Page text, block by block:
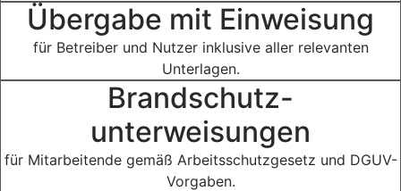
Übergabe mit Einweisung
für Betreiber und Nutzer inklusive aller relevanten
Unterlagen.
Brandschutz-
unterweisungen
für Mitarbeitende gemäß Arbeitsschutzgesetz und DGUV-
Vorgaben.